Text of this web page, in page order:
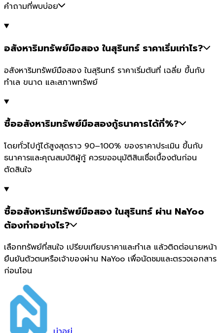
คำถามที่พบบ่อย
อสังหาริมทรัพย์มือสอง ในสุรินทร์ ราคาเริ่มเท่าไร?
อสังหาริมทรัพย์มือสอง ในสุรินทร์ ราคาเริ่มต้นที่ เฉลี่ย ขึ้นกับ
ทำเล ขนาด และสภาพทรัพย์
ซื้ออสังหาริมทรัพย์มือสองกู้ธนาคารได้กี่%?
โดยทั่วไปกู้ได้สูงสุดราว 90–100% ของราคาประเมิน ขึ้นกับ
ธนาคารและคุณสมบัติผู้กู้ ควรขออนุมัติสินเชื่อเบื้องต้นก่อน
ตัดสินใจ
ซื้ออสังหาริมทรัพย์มือสอง ในสุรินทร์ ผ่าน NaYoo
ต้องทำอย่างไร?
เลือกทรัพย์ที่สนใจ เปรียบเทียบราคาและทำเล แล้วติดต่อนายหน้า
ยืนยันตัวตนหรือเจ้าของผ่าน NaYoo เพื่อนัดชมและตรวจเอกสาร
ก่อนโอน